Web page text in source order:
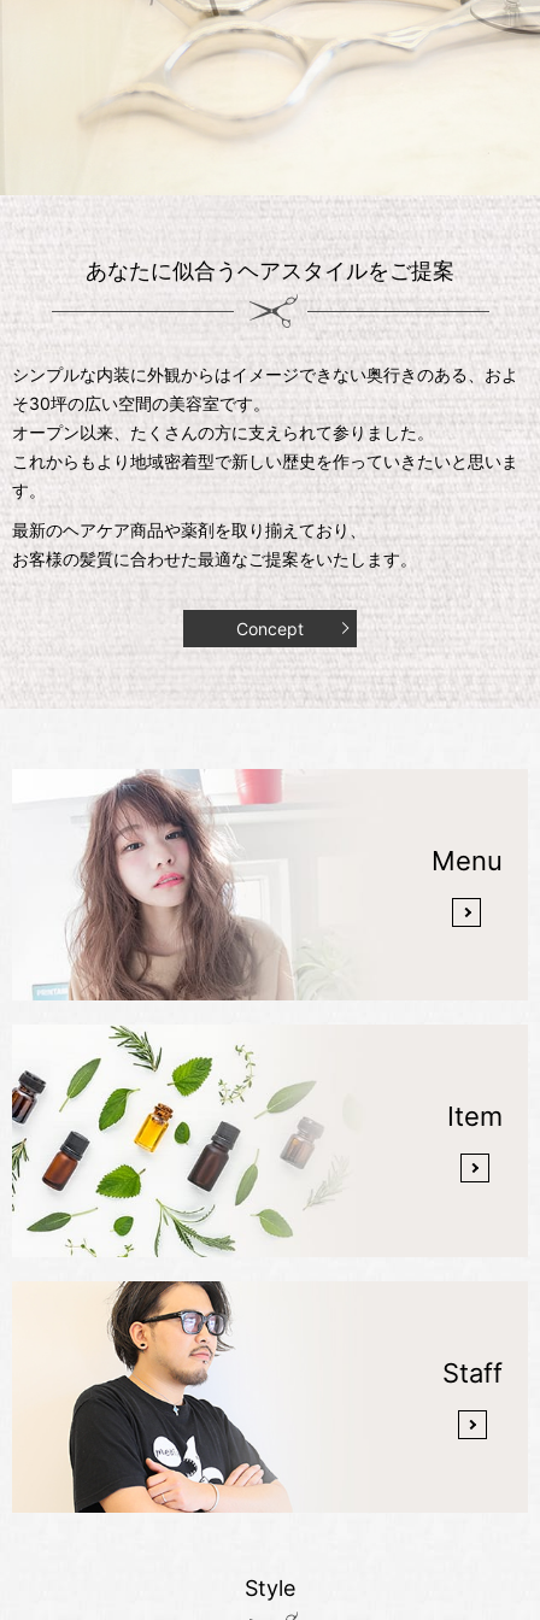
あなたに似合うヘアスタイルをご提案
シンプルな内装に外観からはイメージできない奥行きのある、およ
そ30坪の広い空間の美容室です。
オープン以来、たくさんの方に支えられて参りました。
これからもより地域密着型で新しい歴史を作っていきたいと思いま
す。
最新のヘアケア商品や薬剤を取り揃えており、
お客様の髪質に合わせた最適なご提案をいたします。
Concept
Menu
Item
Staff
Style